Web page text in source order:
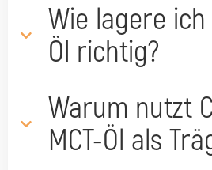
Wie lagere ich
Öl richtig?
Warum nutzt
MCT-Öl als